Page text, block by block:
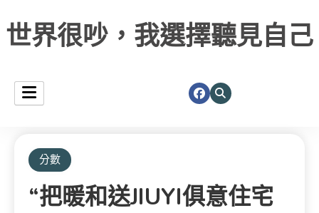
世界很吵，我選擇聽見自己
分數
“把暖和送JIUYI俱意住宅